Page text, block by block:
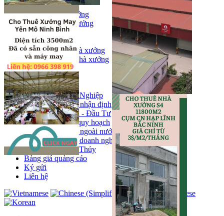
Trang chủ
Bán kho, nhà xưởng
Bán kho xưởng
Kho
Mặt bằng
Cho thuê kho, nhà xưởng
Cho thuê nhà xưởng
Kho
Mặt bằng
Tin tức
Khu Công Nghiệp
Phân tích - nhận định
Chính sách - Đầu Tư
Thông tin quy hoạch
Thị trường ngoài nước
Hoạt động doanh nghiẹp
Tin Phong Thủy
Bảng giá quảng cáo
Ký gửi
Liên hệ